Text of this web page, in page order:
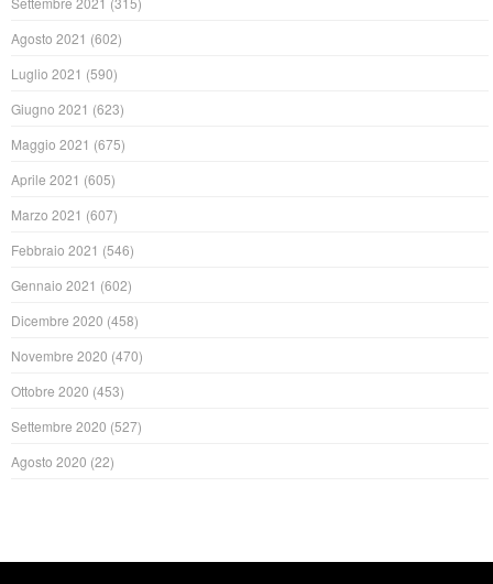
Agosto 2021 (602)
Luglio 2021 (590)
Giugno 2021 (623)
Maggio 2021 (675)
Aprile 2021 (605)
Marzo 2021 (607)
Febbraio 2021 (546)
Gennaio 2021 (602)
Dicembre 2020 (458)
Novembre 2020 (470)
Ottobre 2020 (453)
Settembre 2020 (527)
Agosto 2020 (22)